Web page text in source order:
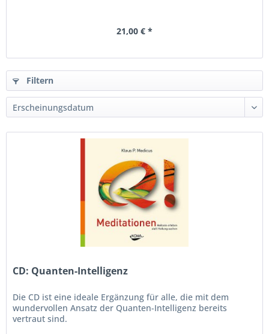
21,00 € *
Filtern
CD: Quanten-Intelligenz
Die CD ist eine ideale Ergänzung für alle, die mit dem
wundervollen Ansatz der Quanten-Intelligenz bereits
vertraut sind.